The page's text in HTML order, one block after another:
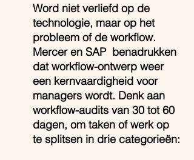
Word niet verliefd op de
technologie, maar op het
probleem of de workflow.
Mercer en SAP  benadrukken
dat workflow-ontwerp weer
een kernvaardigheid voor
managers wordt. Denk aan
workflow-audits van 30 tot 60
dagen, om taken of werk op
te splitsen in drie categorieën: